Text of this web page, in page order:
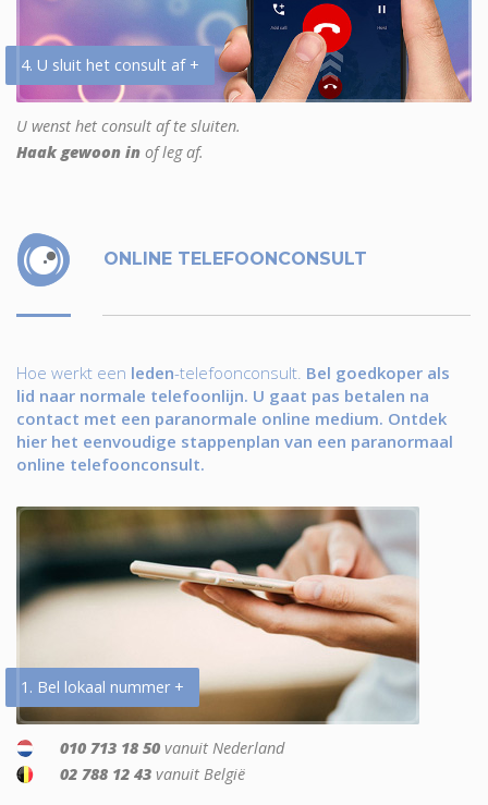
4. U sluit het consult af +
U wenst het consult af te sluiten.
Haak gewoon in of leg af.
ONLINE TELEFOONCONSULT
Hoe werkt een leden-telefoonconsult. Bel goedkoper als
lid naar normale telefoonlijn. U gaat pas betalen na
contact met een paranormale online medium. Ontdek
hier het eenvoudige stappenplan van een paranormaal
online telefoonconsult.
1. Bel lokaal nummer +
010 713 18 50 vanuit Nederland
02 788 12 43 vanuit België